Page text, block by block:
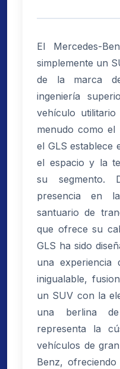
El Mercedes-
simplemente un
de la marca
ingeniería
vehículo utilitario
menudo como el
el GLS establece
el espacio y la
su segmento.
presencia en
santuario de
que ofrece su
GLS ha sido
una experiencia
inigualable,
un SUV con la
una berlina
representa la
vehículos de
Benz,